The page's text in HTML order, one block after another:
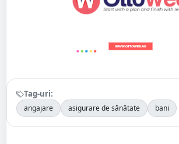
Tag-uri:
angajare asigurare de sănătate bani